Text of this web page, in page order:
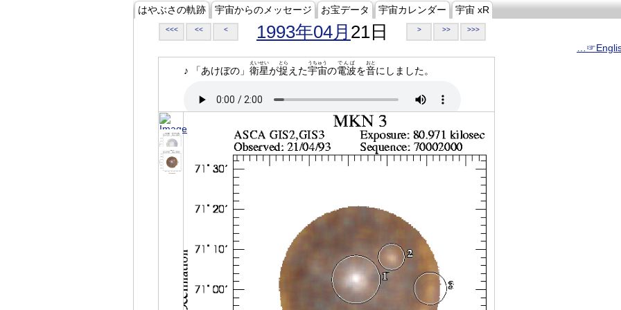
はやぶさの軌跡 宇宙からのメッセージ お宝データ 宇宙カレンダー 宇宙 xR
<<< << < 1993年04月 21日 > >> >>>
♪ 「あけぼの」 衛星
えいせい
が捉
とら
えた宇宙
うちゅう
の電波
でんぱ
を音
おと
にしました。